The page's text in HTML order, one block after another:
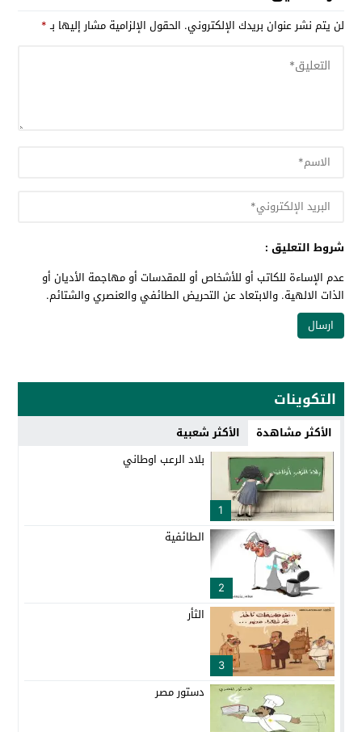
لن يتم نشر عنوان بريدك الإلكتروني. الحقول الإلزامية مشار إليها بـ*
شروط التعليق :
عدم الإساءة للكاتب أو للأشخاص أو للمقدسات أو مهاجمة الأديان أو
الذات الالهية. والابتعاد عن التحريض الطائفي والعنصري والشتائم.
التكوينات
الأكثر مشاهدة الأكثر شعبية
1
بلاد الرعب اوطاني
2
الطائفية
3
الثأر
دستور مصر